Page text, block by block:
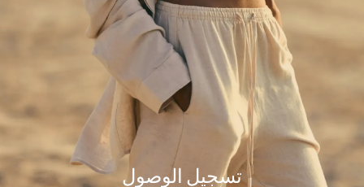
تسجيل الوصول